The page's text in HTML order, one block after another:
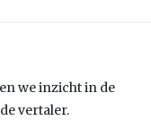
we inzicht in de
vertaler.